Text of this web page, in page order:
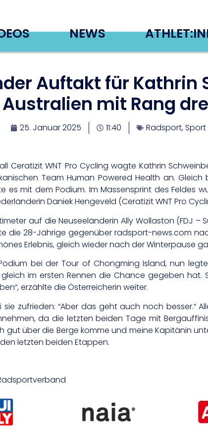
NEWS
Auftakt für Kathrin
Australien mit Rang
25. Januar 2025 11:40 Radsport,Sport
Ceratizit WNT Pro Cycling wagte Kathrin
Team Human Powered Health an. Gleich
es mit dem Podium. Im Massensprint des Feldes
Daniek Hengeveld (Ceratizit WNT Pro
auf die Neuseeländerin Ally Wollaston (FDJ –
die 28-Jährige gegenüber radsport-news.com
Erlebnis, gleich wieder nach der Winterpause
bei der Tour of Chongming Island, nun
im ersten Rennen die Chance gegeben
erzählte die Österreicherin weiter.
zufrieden: “Aber das geht auch noch besser.“
da die letzten beiden Tage mit
über die Berge komme und meine Kapitänin
letzten beiden Etappen.